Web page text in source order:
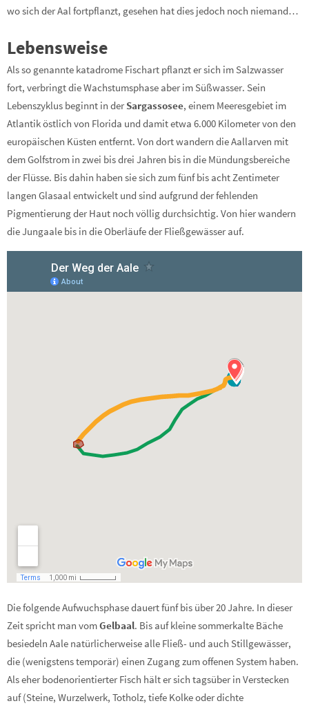
wo sich der Aal fortpflanzt, gesehen hat dies jedoch noch niemand…
Lebensweise
Als so genannte katadrome Fischart pflanzt er sich im Salzwasser
fort, verbringt die Wachstumsphase aber im Süßwasser. Sein
Lebenszyklus beginnt in der Sargassosee, einem Meeresgebiet im
Atlantik östlich von Florida und damit etwa 6.000 Kilometer von den
europäischen Küsten entfernt. Von dort wandern die Aallarven mit
dem Golfstrom in zwei bis drei Jahren bis in die Mündungsbereiche
der Flüsse. Bis dahin haben sie sich zum fünf bis acht Zentimeter
langen Glasaal entwickelt und sind aufgrund der fehlenden
Pigmentierung der Haut noch völlig durchsichtig. Von hier wandern
die Jungaale bis in die Oberläufe der Fließgewässer auf.
Die folgende Aufwuchsphase dauert fünf bis über 20 Jahre. In dieser
Zeit spricht man vomGelbaal. Bis auf kleine sommerkalte Bäche
besiedeln Aale natürlicherweise alle Fließ- und auch Stillgewässer,
die (wenigstens temporär) einen Zugang zum offenen System haben.
Als eher bodenorientierter Fisch hält er sich tagsüber in Verstecken
auf (Steine, Wurzelwerk, Totholz, tiefe Kolke oder dichte